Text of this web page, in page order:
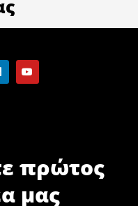
πρώτος
μας